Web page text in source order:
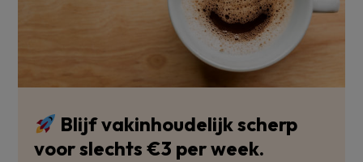
Blijf vakinhoudelijk scherp
voor slechts €3 per week.